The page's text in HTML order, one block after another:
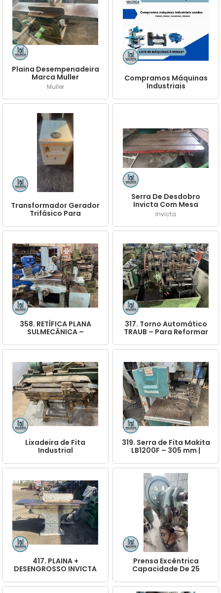
Plaina Desempenadeira
Marca Muller
Muller
Compramos Máquinas
Industriais
Transformador Gerador
Trifásico Para
Serra De Desdobro
Invicta Com Mesa
Inclinável
Invicta
358. RETÍFICA PLANA
SULMECÂNICA –
317. Torno Automático
TRAUB – Para Reformar
Lixadeira de Fita
Industrial
319. Serra de Fita Makita
LB1200F – 305 mm |
417. PLAINA +
DESENGROSSO INVICTA
Prensa Excêntrica
Capacidade De 25